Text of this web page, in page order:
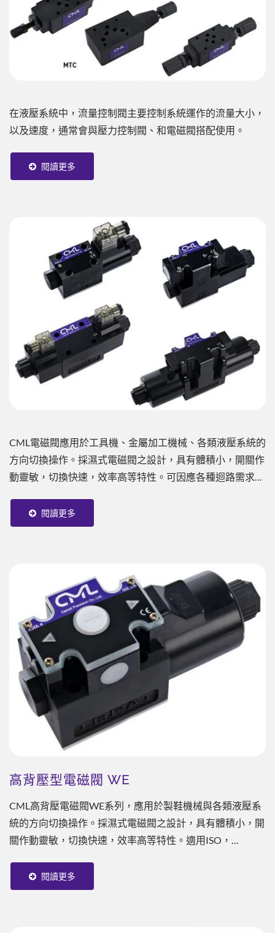
在液壓系統中，流量控制閥主要控制系統運作的流量大小，
以及速度，通常會與壓力控制閥、和電磁閥搭配使用。
閱讀更多
CML電磁閥應用於工具機、金屬加工機械、各類液壓系統的
方向切換操作。採濕式電磁閥之設計，具有體積小，開關作
動靈敏，切換快速，效率高等特性。可因應各種迴路需求來
準，相關資訊請參考網頁下方附件或與CML專業人員聯絡。
閱讀更多
高背壓型電磁閥 WE
CML高背壓電磁閥WE系列，應用於製鞋機械與各類液壓系
統的方向切換操作。採濕式電磁閥之設計，具有體積小，開
關作動靈敏，切換快速，效率高等特性。適用ISO，
閱讀更多